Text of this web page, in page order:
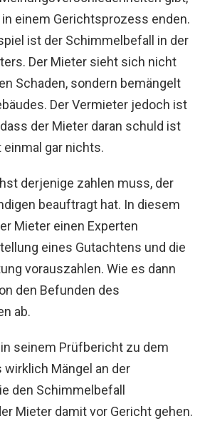
einem Gerichtsprozess enden.
ist der Schimmelbefall in der
Der Mieter sieht sich nicht
Schaden, sondern bemängelt
Der Vermieter jedoch ist
der Mieter daran schuld ist
gar nichts.
derjenige zahlen muss, der
beauftragt hat. In diesem
Mieter einen Experten
eines Gutachtens und die
vorauszahlen. Wie es dann
den Befunden des
ab.
seinem Prüfbericht zu dem
Mängel an der
den Schimmelbefall
Mieter damit vor Gericht gehen.